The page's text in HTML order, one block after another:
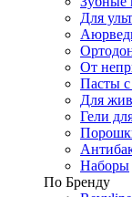
Для
От
Пасты с
Для
Гели
Наборы
По Бренду